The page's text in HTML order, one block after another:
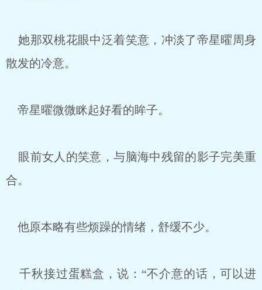
她那双桃花眼中泛着笑意，冲淡了帝星曜周身
散发的冷意。
帝星曜微微眯起好看的眸子。
眼前女人的笑意，与脑海中残留的影子完美重
合。
他原本略有些烦躁的情绪，舒缓不少。
千秋接过蛋糕盒，说：“不介意的话，可以进